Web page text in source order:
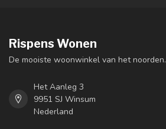
Rispens Wonen
De mooiste woonwinkel van het noorden.
Het Aanleg 3
9951 SJ Winsum
Nederland